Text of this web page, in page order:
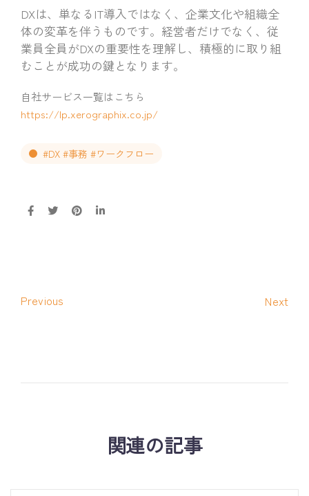
DXは、単なるIT導入ではなく、企業文化や組織全
体の変革を伴うものです。経営者だけでなく、従
業員全員がDXの重要性を理解し、積極的に取り組
むことが成功の鍵となります。
自社サービス一覧はこちら
https://lp.xerographix.co.jp/
#DX #事務 #ワークフロー
Previous Next
関連の記事